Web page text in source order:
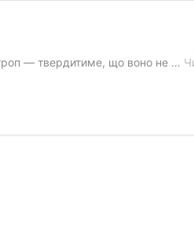
— твердитиме, що воно не …